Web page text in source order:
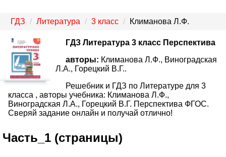
ГДЗ Литература 3 класс Климанова Л.Ф.
ГДЗ Литература 3 класс Перспектива
авторы: Климанова Л.Ф., Виноградская
Л.А., Горецкий В.Г..
Решебник и ГДЗ по Литературе для 3
класса , авторы учебника: Климанова Л.Ф.,
Виноградская Л.А., Горецкий В.Г. Перспектива ФГОС.
Сверяй задание онлайн и получай отлично!
Часть_1 (страницы)